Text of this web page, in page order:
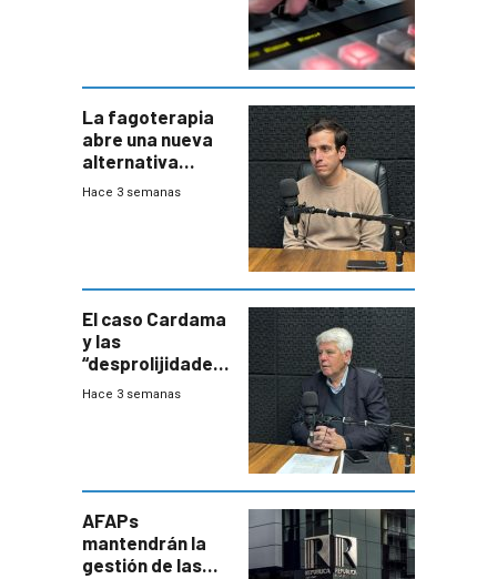
La fagoterapia
abre una nueva
alternativa
contra bacterias
innovadora
Hace 3 semanas
El caso Cardama
y las
“desprolijidades”
que la
Hace 3 semanas
AFAPs
mantendrán la
gestión de las